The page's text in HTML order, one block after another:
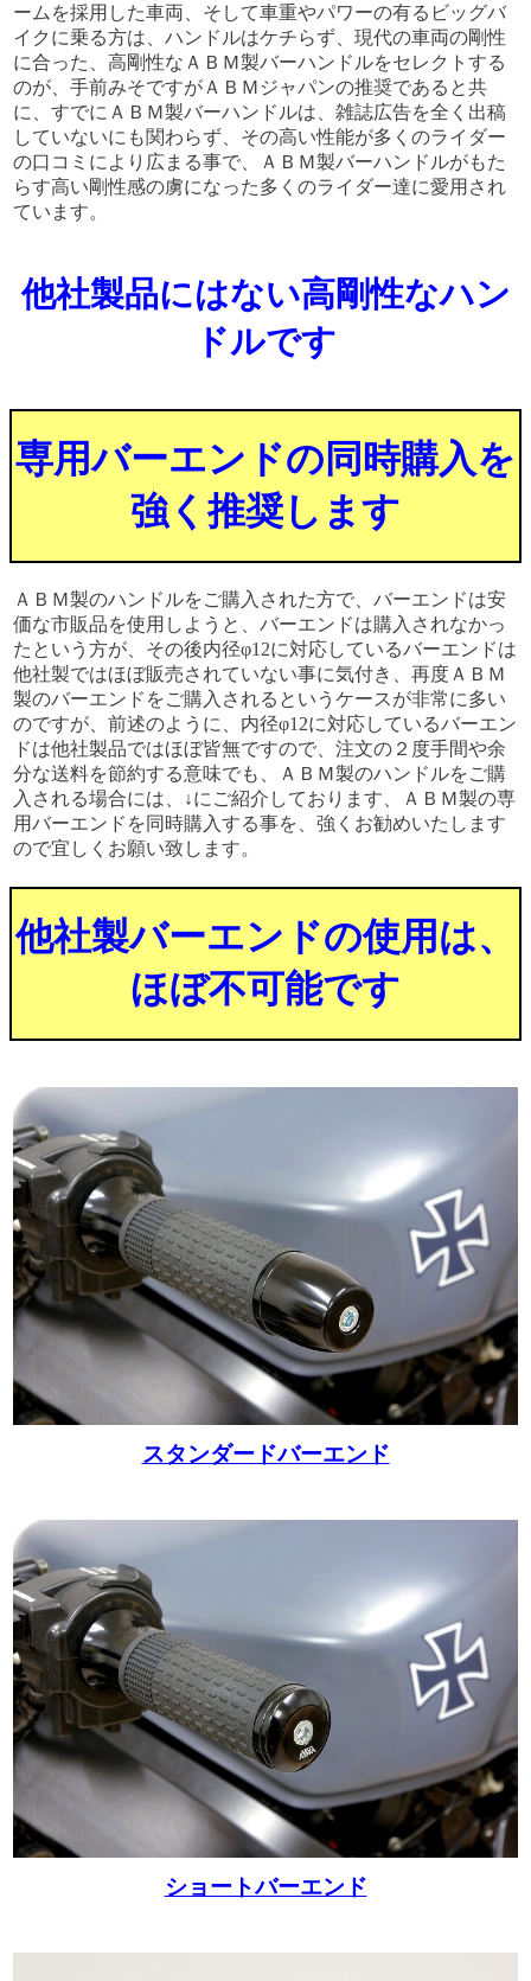
ームを採用した車両、そして車重やパワーの有るビッグバ
イクに乗る方は、ハンドルはケチらず、現代の車両の剛性
に合った、高剛性なＡＢＭ製バーハンドルをセレクトする
のが、手前みそですがＡＢＭジャパンの推奨であると共
に、すでにＡＢＭ製バーハンドルは、雑誌広告を全く出稿
していないにも関わらず、その高い性能が多くのライダー
の口コミにより広まる事で、ＡＢＭ製バーハンドルがもた
らす高い剛性感の虜になった多くのライダー達に愛用され
ています。
他社製品にはない高剛性なハン
ドルです
専用バーエンドの同時購入を
強く推奨します
ＡＢＭ製のハンドルをご購入された方で、バーエンドは安
価な市販品を使用しようと、バーエンドは購入されなかっ
たという方が、その後内径φ12に対応しているバーエンドは
他社製ではほぼ販売されていない事に気付き、再度ＡＢＭ
製のバーエンドをご購入されるというケースが非常に多い
のですが、前述のように、内径φ12に対応しているバーエン
ドは他社製品ではほぼ皆無ですので、注文の２度手間や余
分な送料を節約する意味でも、ＡＢＭ製のハンドルをご購
入される場合には、↓にご紹介しております、ＡＢＭ製の専
用バーエンドを同時購入する事を、強くお勧めいたします
ので宜しくお願い致します。
他社製バーエンドの使用は、
ほぼ不可能です
スタンダードバーエンド
ショートバーエンド